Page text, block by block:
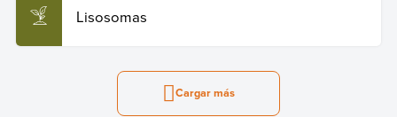
Lisosomas
Cargar más